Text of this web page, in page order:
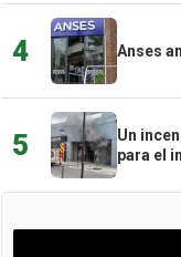
4 Anses
5
Un
para el